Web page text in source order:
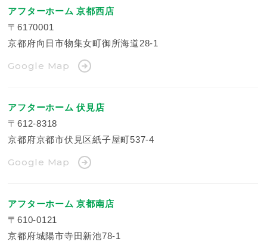
アフターホーム 京都西店
〒6170001
京都府向日市物集女町御所海道28-1
Google Map
アフターホーム 伏見店
〒612-8318
京都府京都市伏見区紙子屋町537-4
Google Map
アフターホーム 京都南店
〒610-0121
京都府城陽市寺田新池78-1